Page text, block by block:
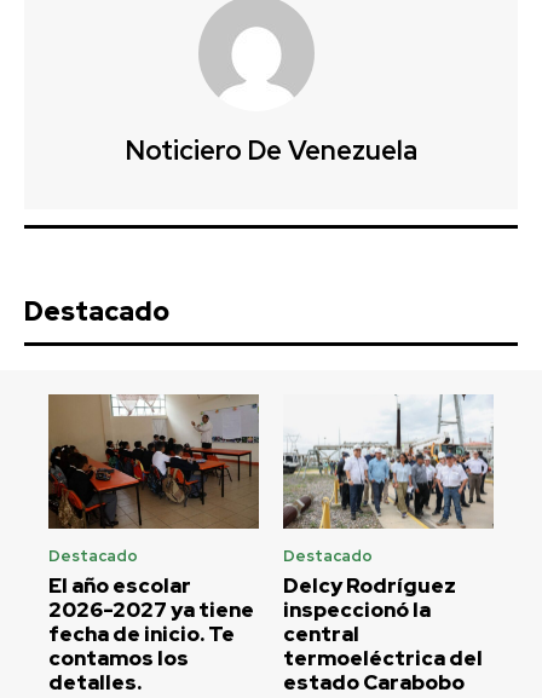
Noticiero De Venezuela
Destacado
Destacado
El año escolar
2026-2027 ya tiene
fecha de inicio. Te
contamos los
detalles.
Destacado
Delcy Rodríguez
inspeccionó la
central
termoeléctrica del
estado Carabobo